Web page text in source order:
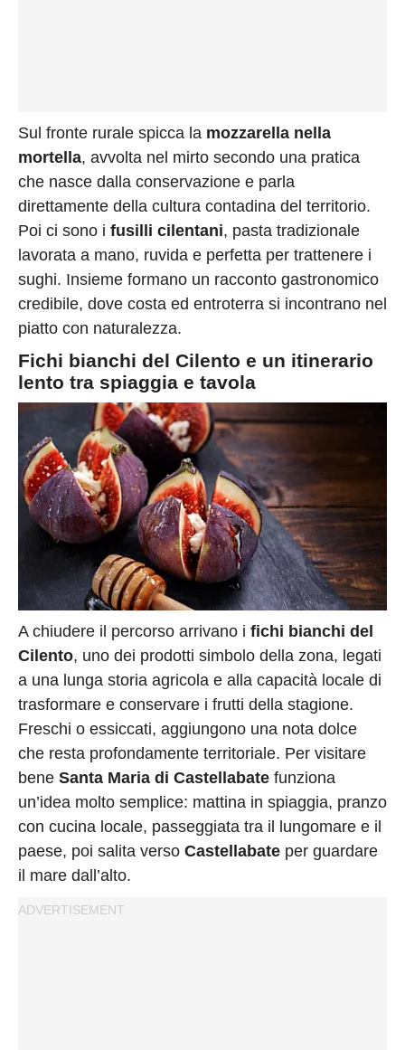
Sul fronte rurale spicca la mozzarella nella
mortella, avvolta nel mirto secondo una pratica
che nasce dalla conservazione e parla
direttamente della cultura contadina del territorio.
Poi ci sono i fusilli cilentani, pasta tradizionale
lavorata a mano, ruvida e perfetta per trattenere i
sughi. Insieme formano un racconto gastronomico
credibile, dove costa ed entroterra si incontrano nel
piatto con naturalezza.
Fichi bianchi del Cilento e un itinerario
lento tra spiaggia e tavola
A chiudere il percorso arrivano i fichi bianchi del
Cilento, uno dei prodotti simbolo della zona, legati
a una lunga storia agricola e alla capacità locale di
trasformare e conservare i frutti della stagione.
Freschi o essiccati, aggiungono una nota dolce
che resta profondamente territoriale. Per visitare
bene Santa Maria di Castellabate funziona
un’idea molto semplice: mattina in spiaggia, pranzo
con cucina locale, passeggiata tra il lungomare e il
paese, poi salita verso Castellabate per guardare
il mare dall’alto.